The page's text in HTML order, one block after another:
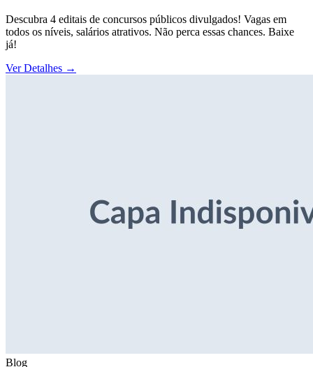
Descubra 4 editais de concursos públicos divulgados! Vagas em
todos os níveis, salários atrativos. Não perca essas chances. Baixe
já!
Ver Detalhes →
Blog